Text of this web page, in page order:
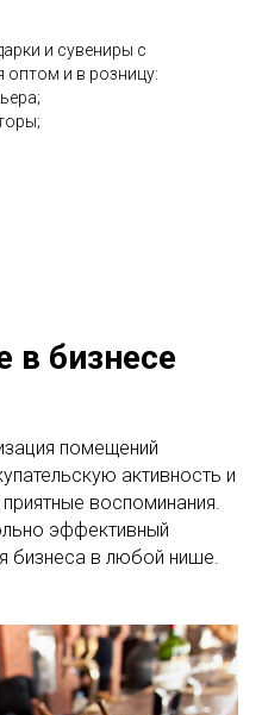
и сувениры с
и в розницу:
в бизнесе
помещений
активность и
воспоминания.
эффективный
бизнеса в любой нише.